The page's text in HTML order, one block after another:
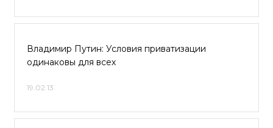
Владимир Путин: Условия приватизации
одинаковы для всех
19.02.13